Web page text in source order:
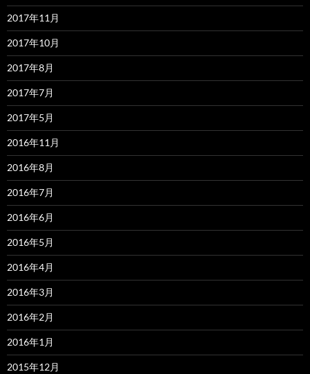
2017年11月
2017年10月
2017年8月
2017年7月
2017年5月
2016年11月
2016年8月
2016年7月
2016年6月
2016年5月
2016年4月
2016年3月
2016年2月
2016年1月
2015年12月